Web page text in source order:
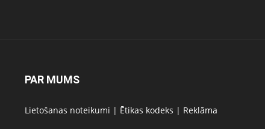
PAR MUMS
Lietošanas noteikumi | Ētikas kodeks | Reklāma